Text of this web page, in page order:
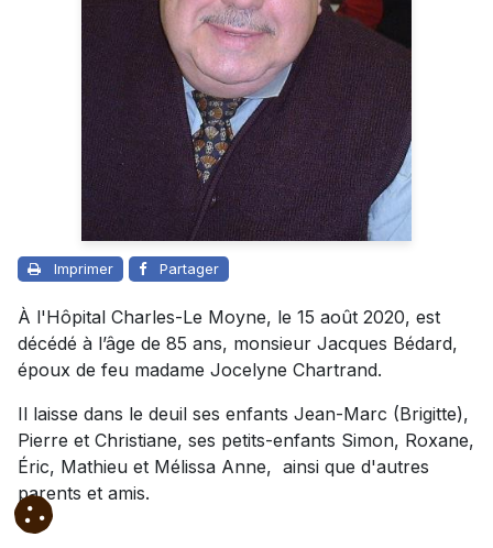
Imprimer Partager
À l'Hôpital Charles-Le Moyne, le 15 août 2020, est
décédé à l’âge de 85 ans, monsieur Jacques Bédard,
époux de feu madame Jocelyne Chartrand.
Il laisse dans le deuil ses enfants Jean-Marc (Brigitte),
Pierre et Christiane, ses petits-enfants Simon, Roxane,
Éric, Mathieu et Mélissa Anne, ainsi que d'autres
parents et amis.